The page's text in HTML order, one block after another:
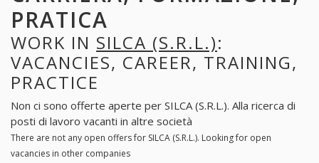
PRATICA
WORK IN SILCA (S.R.L.):
VACANCIES, CAREER, TRAINING,
PRACTICE
Non ci sono offerte aperte per SILCA (S.R.L.). Alla ricerca di
posti di lavoro vacanti in altre società
There are not any open offers for SILCA (S.R.L.). Looking for open
vacancies in other companies